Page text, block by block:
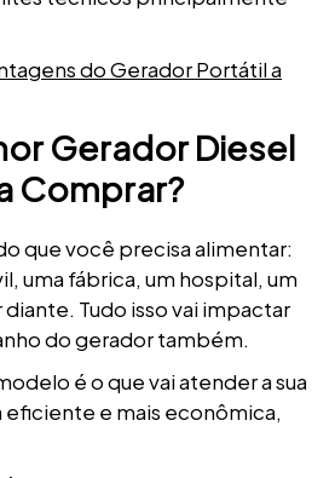
do Gerador Portátil a
Gerador Diesel
Comprar?
que você precisa alimentar:
uma fábrica, um hospital, um
Tudo isso vai impactar
do gerador também.
é o que vai atender a sua
e mais econômica,